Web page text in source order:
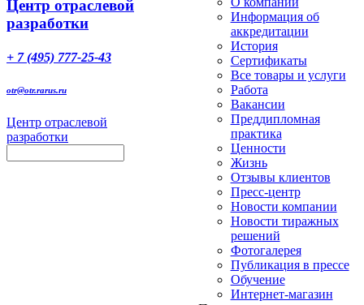
Центр отраслевой
разработки
+ 7 (495) 777-25-43
otr@otr.rarus.ru
Центр отраслевой
разработки
Информация об
аккредитации
История
Сертификаты
Все товары и услуги
Работа
Вакансии
Преддипломная
практика
Ценности
Жизнь
Отзывы клиентов
Пресс-центр
Новости компании
Новости тиражных
решений
Фотогалерея
Публикация в прессе
Обучение
Интернет-магазин